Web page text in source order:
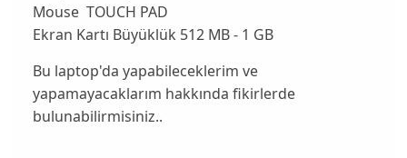
Mouse TOUCH PAD
Ekran Kartı Büyüklük 512 MB - 1 GB
Bu laptop'da yapabileceklerim ve
yapamayacaklarım hakkında fikirlerde
bulunabilirmisiniz..